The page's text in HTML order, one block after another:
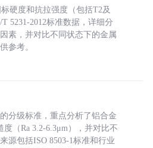
硬度和抗拉强度（包括T2及
5231-2012标准数据，详细分
素，并对比不同状态下的金属
参考。
分级标准，重点分析了铝合金
（Ra 3.2-6.3μm），并对比不
源包括ISO 8503-1标准和行业